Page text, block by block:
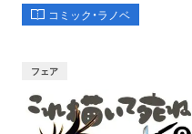
コミック・ラノベ
フェア